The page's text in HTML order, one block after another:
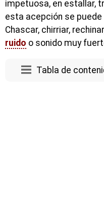
impetuosa, en estallar,
esta acepción se
Chascar, chirriar,
ruido o sonido muy
Tabla de